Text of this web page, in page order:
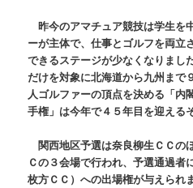
昨今のアマチュア競技は学生を
ーが主体で、仕事とゴルフを両立
できるステージが少なくなりまし
だけを対象に北海道から九州まで
人ゴルファーの頂点を決める「
手権」は今年で４５年目を迎える
関西地区予選は奈良柳生ＣＣの
Ｃの３会場で行われ、予選通過者
枚方ＣＣ）への出場権が与えられ